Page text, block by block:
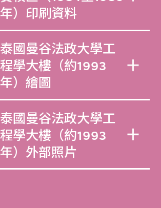
年）印刷資料
泰國曼谷法政大學工
程學大樓（約1993
年）繪圖
泰國曼谷法政大學工
程學大樓（約1993
年）外部照片